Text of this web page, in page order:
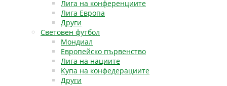
Лига на конференциите
Лига Европа
Други
Световен футбол
Мондиал
Европейско първенство
Лига на нациите
Купа на конфедерациите
Други